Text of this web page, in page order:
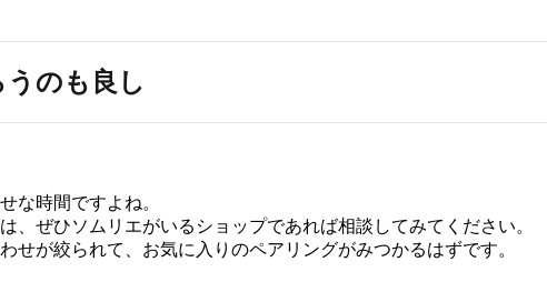
うのも良し
な時間ですよね。
ぜひソムリエがいるショップであれば相談してみてください。
が絞られて、お気に入りのペアリングがみつかるはずです。